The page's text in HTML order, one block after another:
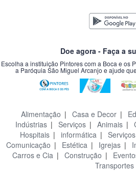
Doe agora - Faça a
Escolha a instituição Pintores com a Boca e os
a Paróquia São Miguel Arcanjo e ajude
Alimentação | Casa e Decor|
Indústrias| Serviços| Animais|
Hospitais | informática |
Comunicação | Estética | Igrejas |
Carros e Cia | Construção |
Transportes